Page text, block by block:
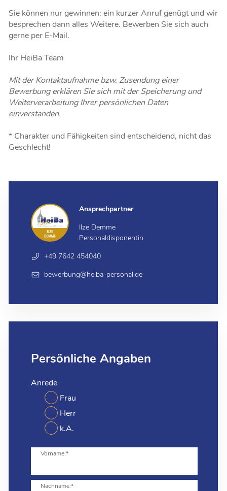
Ansprechpartner
Ilze Demme
Personaldisponentin
+49 7642 454040
bewerbung@heiba-personal.de
Persönliche Angaben
Anrede
Frau
Herr
k.A.
Vorname:*
Nachname:*
Sie können nur gewinnen: ein kurzer Anruf genügt und wir
besprechen dann alles Weitere. Bewerben Sie sich auch
gerne per E-Mail.
Ihr HeiBa Team
Mit der Kontaktaufnahme bzw. Zusendung einer
Bewerbung erklären Sie sich mit der Speicherung und
Weiterverarbeitung Ihrer persönlichen Daten
einverstanden.
* Charakter und Fähigkeiten sind entscheidend, nicht das
Geschlecht!